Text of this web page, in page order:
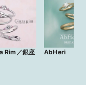
Rim／銀座
AbHeri